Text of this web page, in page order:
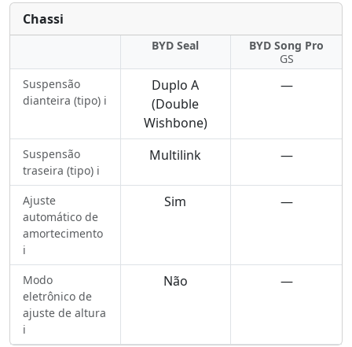
Chassi
BYD Seal
BYD Song Pro
GS
Suspensão
dianteira (tipo) ℹ️
Duplo A
(Double
Wishbone)
—
Suspensão
traseira (tipo) ℹ️
Multilink —
Ajuste
automático de
amortecimento
ℹ️
Sim —
Modo
eletrônico de
ajuste de altura
ℹ️
Não —